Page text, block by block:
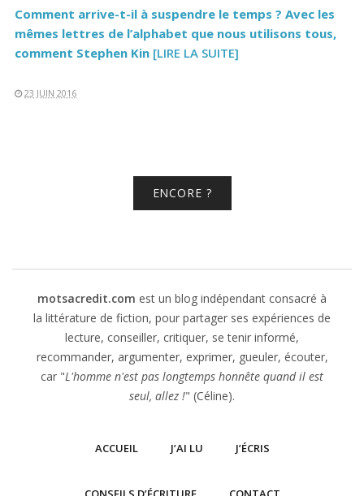
Comment arrive-t-il à suspendre le temps ? Avec les
mêmes lettres de l’alphabet que nous utilisons tous,
comment Stephen Kin [LIRE LA SUITE]
23 JUIN 2016
ENCORE ?
motsacredit.com est un blog indépendant consacré à
la littérature de fiction, pour partager ses expériences de
lecture, conseiller, critiquer, se tenir informé,
recommander, argumenter, exprimer, gueuler, écouter,
car "L'homme n'est pas longtemps honnête quand il est
seul, allez !" (Céline).
ACCUEIL J’AI LU J’ÉCRIS